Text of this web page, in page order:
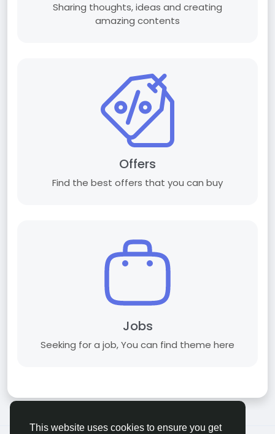
This website uses cookies to ensure you get
Sharing thoughts, ideas and creating
amazing contents
Offers
Find the best offers that you can buy
Jobs
Seeking for a job, You can find theme here